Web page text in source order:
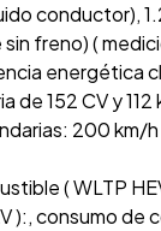
conductor),
freno) (
energética
de 152 CV y
200 km/
( WLTP
):, consumo